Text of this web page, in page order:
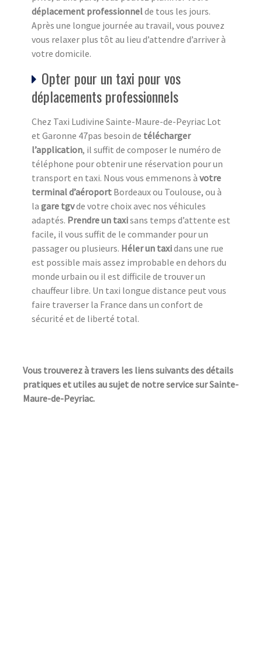
déplacement professionnelde tous les jours.
Après une longue journée au travail, vous pouvez
vous relaxer plus tôt au lieu d’attendre d’arriver à
votre domicile.
Opter pour un taxi pour vos
déplacements professionnels
Chez Taxi Ludivine Sainte-Maure-de-Peyriac Lot
et Garonne 47pas besoin de télécharger
l’application, il suffit de composer le numéro de
téléphone pour obtenir une réservation pour un
transport en taxi. Nous vous emmenons à votre
terminal d’aéroport Bordeaux ou Toulouse, ou à
la gare tgvde votre choix avec nos véhicules
adaptés. Prendre un taxisans temps d’attente est
facile, il vous suffit de le commander pour un
passager ou plusieurs. Héler un taxidans une rue
est possible mais assez improbable en dehors du
monde urbain ou il est difficile de trouver un
chauffeur libre. Un taxi longue distance peut vous
faire traverser la France dans un confort de
sécurité et de liberté total.
Vous trouverez à travers les liens suivants des détails
pratiques et utiles au sujet de notre service sur Sainte-
Maure-de-Peyriac.